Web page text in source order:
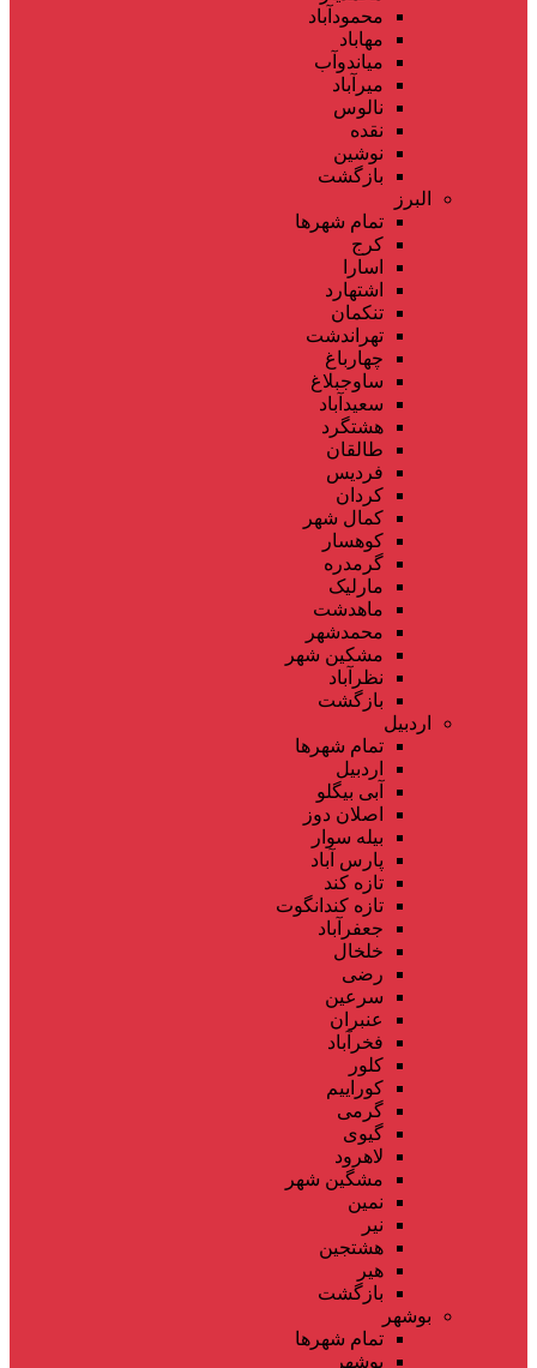
محمودآباد
مهاباد
میاندوآب
میرآباد
نالوس
نقده
نوشین
بازگشت
البرز
تمام شهر‌ها
کرج
اسارا
اشتهارد
تنکمان
تهراندشت
چهارباغ
ساوجبلاغ
سعیدآباد
هشتگرد
طالقان
فردیس
کردان
کمال شهر
کوهسار
گرمدره
مارلیک
ماهدشت
محمدشهر
مشکین شهر
نظرآباد
بازگشت
اردبیل
تمام شهر‌ها
اردبیل
آبی بیگلو
اصلان دوز
بیله سوار
پارس آباد
تازه کند
تازه کندانگوت
جعفرآباد
خلخال
رضی
سرعین
عنبران
فخرآباد
کلور
کوراییم
گرمی
گیوی
لاهرود
مشگین شهر
نمین
نیر
هشتجین
هیر
بازگشت
بوشهر
تمام شهر‌ها
بوشهر